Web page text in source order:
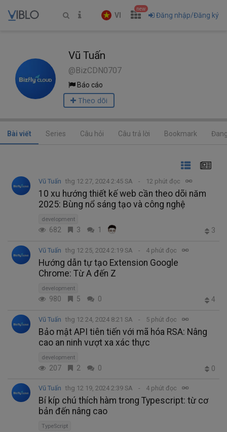
VI
new
Đăng nhập/Đăng ký
Vũ Tuấn
@BizCDN0707
Báo cáo
Theo dõi
Bài viết Series Câu hỏi Câu trả lời Bookmark
Vũ Tuấn thg 12 27, 2024 2:45 SA 12 phút đọc
10 xu hướng thiết kế web cần theo dõi năm
2025: Bùng nổ sáng tạo và công nghệ
development
682 3 1 3
Vũ Tuấn thg 12 25, 2024 2:19 SA 4 phút đọc
Hướng dẫn tự tạo Extension Google
Chrome: Từ A đến Z
development
980 5 0 4
Vũ Tuấn thg 12 24, 2024 8:21 SA 5 phút đọc
Bảo mật API tiên tiến với mã hóa RSA: Nâng
cao an ninh vượt xa xác thực
development
207 2 0 0
Vũ Tuấn thg 12 19, 2024 2:39 SA 4 phút đọc
Bí kíp chú thích hàm trong Typescript: từ cơ
bản đến nâng cao
TypeScript